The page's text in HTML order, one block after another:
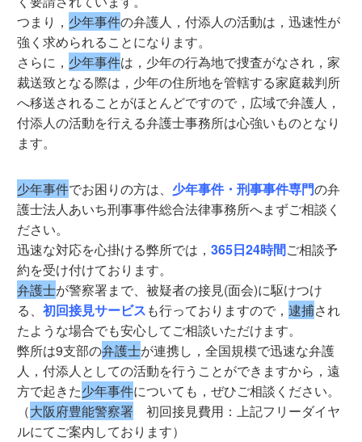
つまり， 少年事件の弁護人，付添人の活動は，迅速性が
強く求められることになります。
さらに， 少年事件は，少年の行為地で捜査がなされ，家
裁送致となる際は，少年の住所地を管轄する家庭裁判所
へ移送されることがほとんどですので，広域で弁護人，
付添人の活動を行える弁護士事務所は心強いものとなり
ます。
少年事件でお困りの方は、 少年事件・刑事事件専門の弁
護士法人あいち刑事事件総合法律事務所へまずご相談く
ださい。
迅速な対応を心掛ける弊所では，365日24時間ご相談予
約を受け付けております。
弁護士が警察署まで、被疑者の接見(面会)に駆けつけ
る、初回接見サービスも行っておりますので，逮捕され
たような場合でも安心してご相談いただけます。
弊所は9支部の弁護士が連携し，全国規模で迅速な弁護
人，付添人としての活動を行うことができますから，遠
方で起きた少年事件についても，ぜひご相談ください。
（大阪府豊能警察署 初回接見費用：上記フリーダイヤ
ルにてご案内しております）